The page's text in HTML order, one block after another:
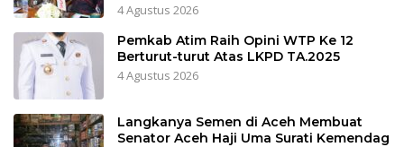
4 Agustus 2026
Pemkab Atim Raih Opini WTP Ke 12
Berturut-turut Atas LKPD TA.2025
4 Agustus 2026
Langkanya Semen di Aceh Membuat
Senator Aceh Haji Uma Surati Kemendag